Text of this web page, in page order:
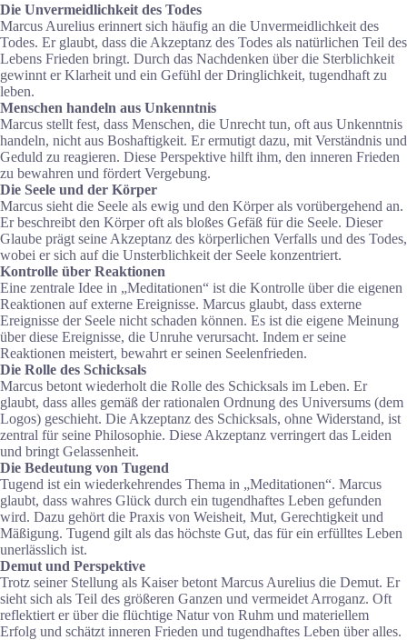
Die Unvermeidlichkeit des Todes
Marcus Aurelius erinnert sich häufig an die Unvermeidlichkeit des
Todes. Er glaubt, dass die Akzeptanz des Todes als natürlichen Teil des
Lebens Frieden bringt. Durch das Nachdenken über die Sterblichkeit
gewinnt er Klarheit und ein Gefühl der Dringlichkeit, tugendhaft zu
leben.
Menschen handeln aus Unkenntnis
Marcus stellt fest, dass Menschen, die Unrecht tun, oft aus Unkenntnis
handeln, nicht aus Boshaftigkeit. Er ermutigt dazu, mit Verständnis und
Geduld zu reagieren. Diese Perspektive hilft ihm, den inneren Frieden
zu bewahren und fördert Vergebung.
Die Seele und der Körper
Marcus sieht die Seele als ewig und den Körper als vorübergehend an.
Er beschreibt den Körper oft als bloßes Gefäß für die Seele. Dieser
Glaube prägt seine Akzeptanz des körperlichen Verfalls und des Todes,
wobei er sich auf die Unsterblichkeit der Seele konzentriert.
Kontrolle über Reaktionen
Eine zentrale Idee in „Meditationen“ ist die Kontrolle über die eigenen
Reaktionen auf externe Ereignisse. Marcus glaubt, dass externe
Ereignisse der Seele nicht schaden können. Es ist die eigene Meinung
über diese Ereignisse, die Unruhe verursacht. Indem er seine
Reaktionen meistert, bewahrt er seinen Seelenfrieden.
Die Rolle des Schicksals
Marcus betont wiederholt die Rolle des Schicksals im Leben. Er
glaubt, dass alles gemäß der rationalen Ordnung des Universums (dem
Logos) geschieht. Die Akzeptanz des Schicksals, ohne Widerstand, ist
zentral für seine Philosophie. Diese Akzeptanz verringert das Leiden
und bringt Gelassenheit.
Die Bedeutung von Tugend
Tugend ist ein wiederkehrendes Thema in „Meditationen“. Marcus
glaubt, dass wahres Glück durch ein tugendhaftes Leben gefunden
wird. Dazu gehört die Praxis von Weisheit, Mut, Gerechtigkeit und
Mäßigung. Tugend gilt als das höchste Gut, das für ein erfülltes Leben
unerlässlich ist.
Demut und Perspektive
Trotz seiner Stellung als Kaiser betont Marcus Aurelius die Demut. Er
sieht sich als Teil des größeren Ganzen und vermeidet Arroganz. Oft
reflektiert er über die flüchtige Natur von Ruhm und materiellem
Erfolg und schätzt inneren Frieden und tugendhaftes Leben über alles.